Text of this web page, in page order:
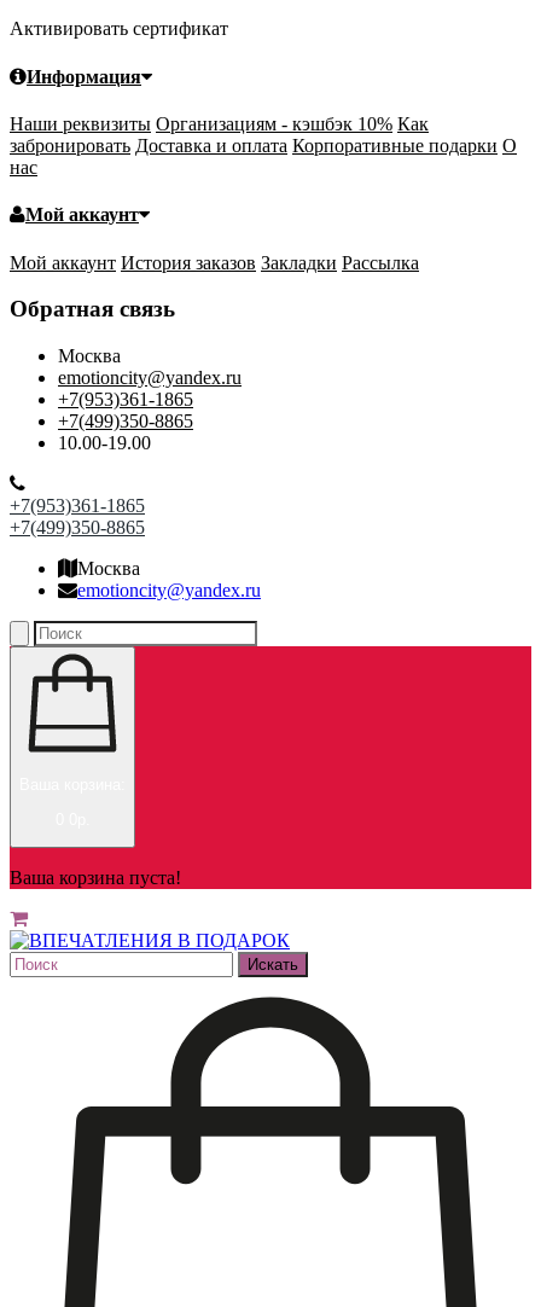
Активировать сертификат
Информация
Наши реквизиты Организациям - кэшбэк 10% Как
забронировать Доставка и оплата Корпоративные подарки О
нас
Мой аккаунт
Мой аккаунт История заказов Закладки Рассылка
Обратная связь
Москва
emotioncity@yandex.ru
+7(953)361-1865
+7(499)350-8865
10.00-19.00
+7(953)361-1865
+7(499)350-8865
Москва
emotioncity@yandex.ru
Ваша корзина пуста!